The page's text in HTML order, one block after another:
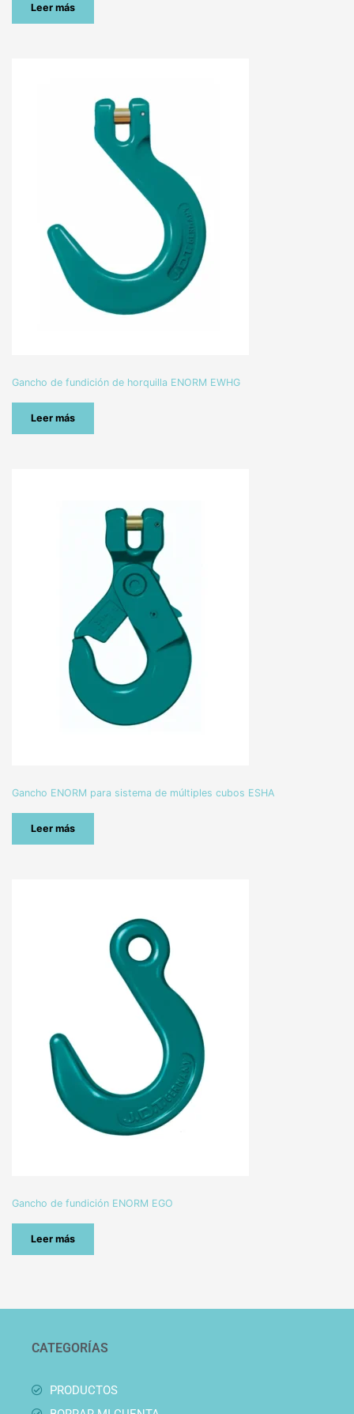
Leer más
Gancho de fundición de horquilla ENORM EWHG
Leer más
Gancho ENORM para sistema de múltiples cubos ESHA
Leer más
Gancho de fundición ENORM EGO
Leer más
CATEGORÍAS
PRODUCTOS